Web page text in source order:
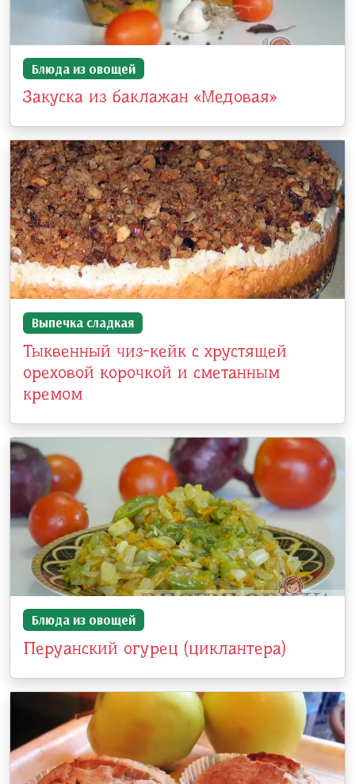
Блюда из овощей
Закуска из баклажан «Медовая»
Выпечка сладкая
Тыквенный чиз-кейк с хрустящей
ореховой корочкой и сметанным
кремом
Блюда из овощей
Перуанский огурец (циклантера)